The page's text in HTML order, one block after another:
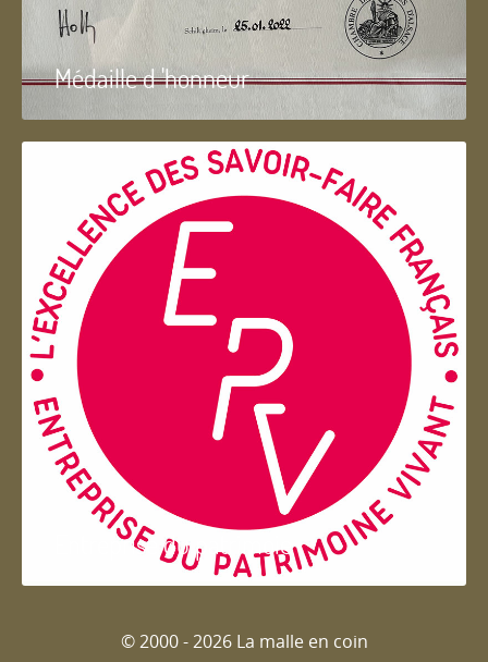
Médaille d 'honneur
Entreprise du patrimoie
© 2000 - 2026 La malle en coin